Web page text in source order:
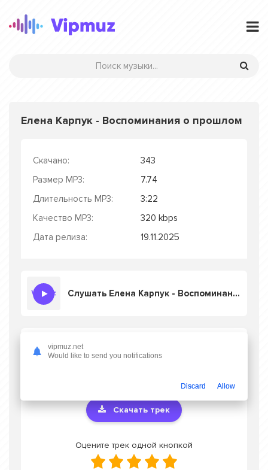
Елена Карпук - Воспоминания о прошлом
Скачано:
343
Размер MP3:
7.74
Длительность MP3:
3:22
Качество MP3:
320 kbps
Дата релиза:
19.11.2025
Слушать Елена Карпук - Воспоминания о прошлом
Скачать песню Елена Карпук -
Воспоминания о прошлом
Скачать трек
Оцените трек одной кнопкой
vipmuz.net
Would like to send you notifications
Discard Allow